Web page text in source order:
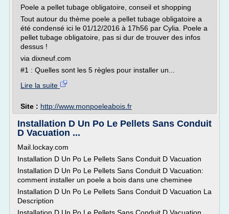
Poele a pellet tubage obligatoire, conseil et shopping
Tout autour du thème poele a pellet tubage obligatoire a
été condensé ici le 01/12/2016 à 17h56 par Cylia. Poele a
pellet tubage obligatoire, pas si dur de trouver des infos
dessus !
via dixneuf.com
#1 : Quelles sont les 5 règles pour installer un...
Lire la suite
Site : http://www.monpoeleabois.fr
Installation D Un Po Le Pellets Sans Conduit
D Vacuation ...
Mail.lockay.com
Installation D Un Po Le Pellets Sans Conduit D Vacuation
Installation D Un Po Le Pellets Sans Conduit D Vacuation:
comment installer un poele a bois dans une cheminee
Installation D Un Po Le Pellets Sans Conduit D Vacuation La
Description